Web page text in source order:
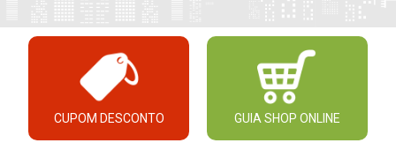
CUPOM DESCONTO GUIA SHOP ONLINE